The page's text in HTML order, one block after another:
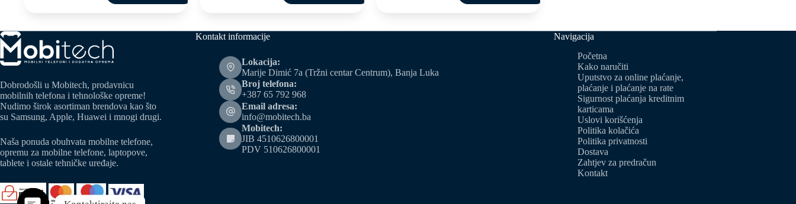
Dobrodošli u Mobitech, prodavnicu
mobilnih telefona i tehnološke opreme!
Nudimo širok asortiman brendova kao što
su Samsung, Apple, Huawei i mnogi drugi.
Naša ponuda obuhvata mobilne telefone,
opremu za mobilne telefone, laptopove,
tablete i ostale tehničke uređaje.
Kontakt informacije
Lokacija:
Marije Dimić 7a (Tržni centar Centrum), Banja Luka
Broj telefona:
+387 65 792 968
Email adresa:
info@mobitech.ba
Mobitech:
JIB 4510626800001
PDV 510626800001
Navigacija
Početna
Kako naručiti
Uputstvo za online plaćanje,
plaćanje i plaćanje na rate
Sigurnost plaćanja kreditnim
karticama
Uslovi korišćenja
Politika kolačića
Politika privatnosti
Dostava
Zahtjev za predračun
Kontakt